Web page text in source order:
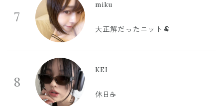
7
miku
大正解だったニット🐏
8
KEI
休日☕️